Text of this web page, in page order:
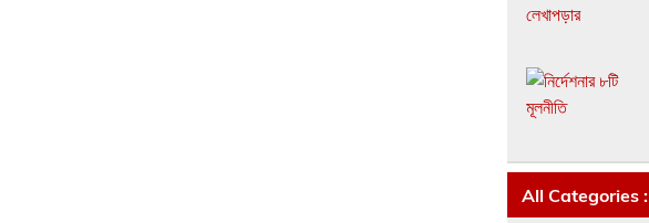
All Categories :